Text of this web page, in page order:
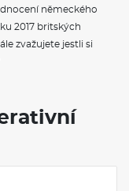
leštěné 8J × 20"
režimu
německého
2017 britských
zvažujete jestli si